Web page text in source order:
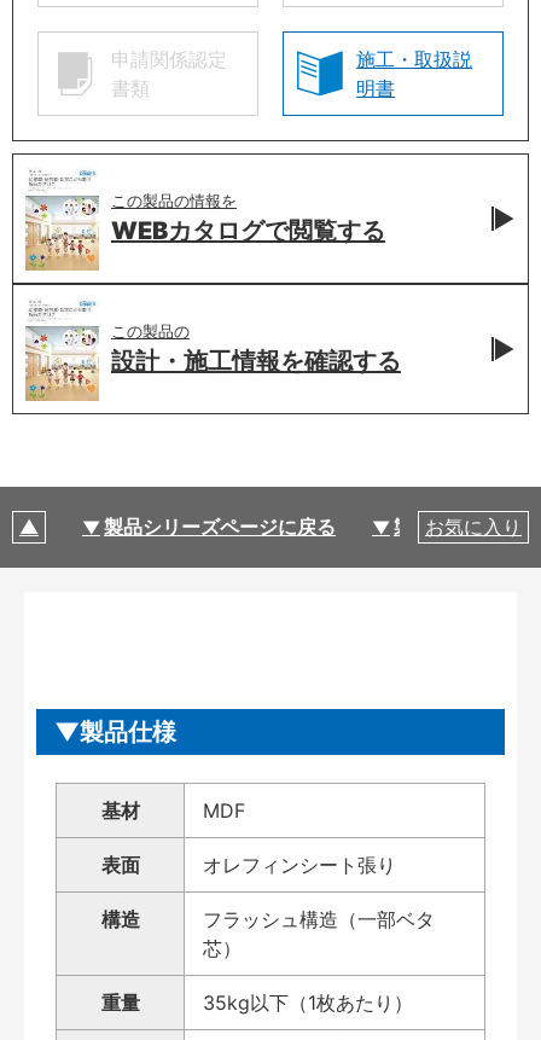
申請関係認定
書類
施工・取扱説
明書
この製品の情報を
WEBカタログで閲覧する
この製品の
設計・施工情報を確認する
製品シリーズページに戻る 製品仕様
お気に入り
製品仕様
基材 MDF
表面 オレフィンシート張り
構造
フラッシュ構造（一部ベタ
芯）
重量 35kg以下（1枚あたり）